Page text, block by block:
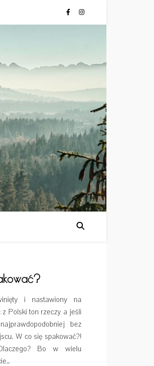
i nastawiony na
Polski ton rzeczy a jeśli
bez
W co się spakować?!
Bo w wielu